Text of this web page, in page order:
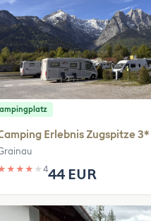
Erlebnis Zugspitze
★ ★ ★ ★ 444 EUR